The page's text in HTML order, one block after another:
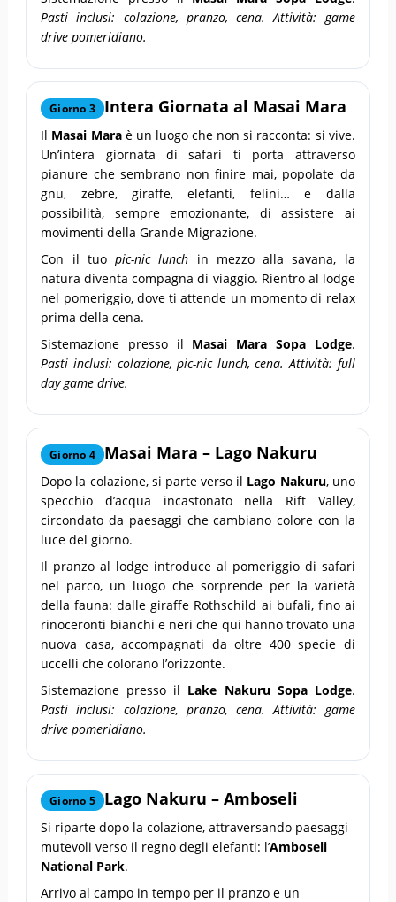
Pasti inclusi: colazione, pranzo, cena. Attività: game
drive pomeridiano.
Giorno 3 Intera Giornata al Masai Mara
Il Masai Maraè un luogo che non si racconta: si vive.
Un’intera giornata di safari ti porta attraverso
pianure che sembrano non finire mai, popolate da
gnu, zebre, giraffe, elefanti, felini… e dalla
possibilità, sempre emozionante, di assistere ai
movimenti della Grande Migrazione.
Con il tuopic-nic lunch in mezzo alla savana, la
natura diventa compagna di viaggio. Rientro al lodge
nel pomeriggio, dove ti attende un momento di relax
prima della cena.
Sistemazione presso il Masai Mara Sopa Lodge.
Pasti inclusi: colazione, pic-nic lunch, cena. Attività: full
day game drive.
Giorno 4 Masai Mara – Lago Nakuru
Dopo la colazione, si parte verso il Lago Nakuru, uno
specchio d’acqua incastonato nella Rift Valley,
circondato da paesaggi che cambiano colore con la
luce del giorno.
Il pranzo al lodge introduce al pomeriggio di safari
nel parco, un luogo che sorprende per la varietà
della fauna: dalle giraffe Rothschild ai bufali, fino ai
rinoceronti bianchi e neri che qui hanno trovato una
nuova casa, accompagnati da oltre 400 specie di
uccelli che colorano l’orizzonte.
Sistemazione presso il Lake Nakuru Sopa Lodge.
Pasti inclusi: colazione, pranzo, cena. Attività: game
drive pomeridiano.
Giorno 5 Lago Nakuru – Amboseli
Si riparte dopo la colazione, attraversando paesaggi
mutevoli verso il regno degli elefanti: l’Amboseli
National Park.
Arrivo al campo in tempo per il pranzo e un